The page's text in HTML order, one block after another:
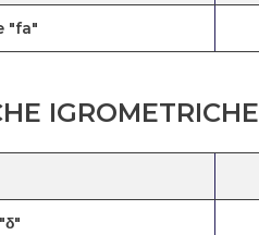
"fa"
IGROMETRICHE